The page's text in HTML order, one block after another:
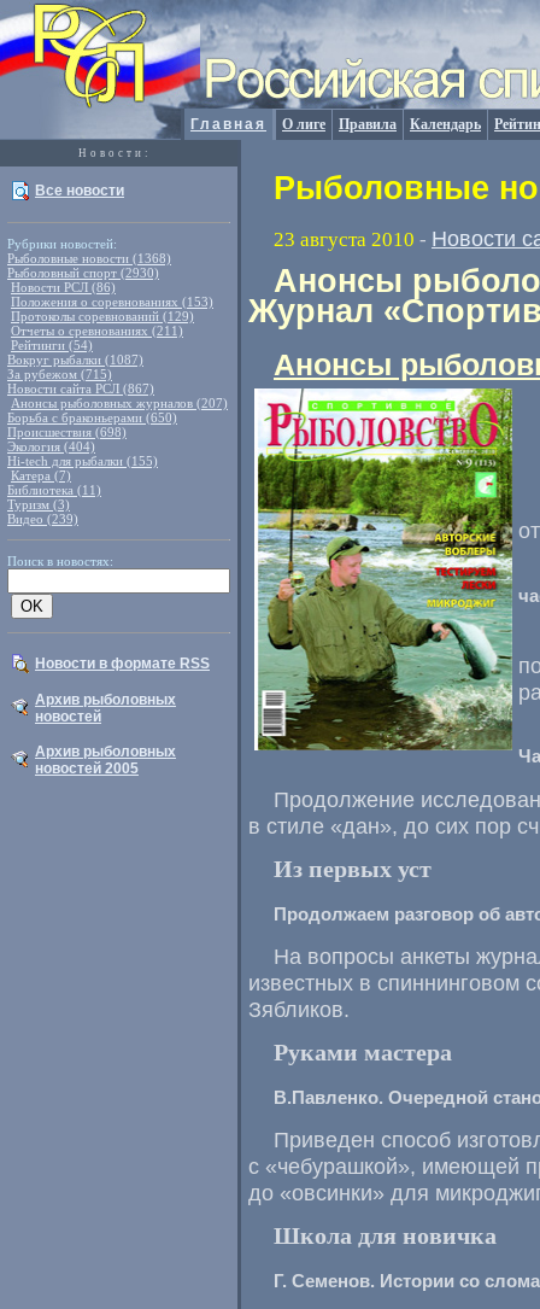
Главная О лиге Правила Календарь
Новости:
Все новости
Рубрики новостей:
Рыболовные новости (1368)
Рыболовный спорт (2930)
Новости РСЛ (86)
Положения о соревнованиях (153)
Протоколы соревнований (129)
Отчеты о сревнованиях (211)
Рейтинги (54)
Вокруг рыбалки (1087)
За рубежом (715)
Новости сайта РСЛ (867)
Анонсы рыболовных журналов (207)
Борьба с браконьерами (650)
Происшествия (698)
Экология (404)
Hi-tech для рыбалки (155)
Катера (7)
Библиотека (11)
Туризм (3)
Видео (239)
Поиск в новостях:
Новости в формате RSS
Архив рыболовных
новостей
Архив рыболовных
новостей 2005
Рыболовные
23 августа 2010 - Новости
Анонсы
Журнал
Анонсы
Продолжение
в стиле «дан», до сих пор
Из первых уст
Продолжаем разговор об
На вопросы анкеты
известных в спиннинговом
Зябликов.
Руками мастера
В.Павленко. Очередной
Приведен способ
с «чебурашкой», имеющей
до «овсинки» для
Школа для новичка
Г. Семенов. Истории со